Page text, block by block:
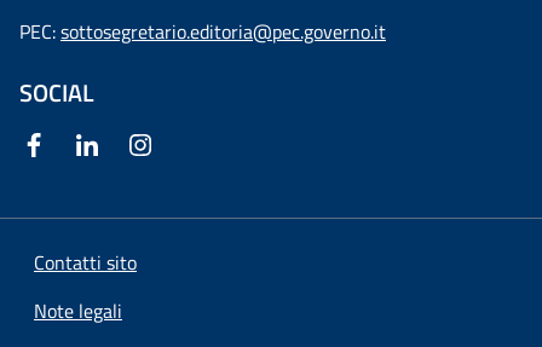
PEC:sottosegretario.editoria@pec.governo.it
SOCIAL
Contatti sito
Note legali